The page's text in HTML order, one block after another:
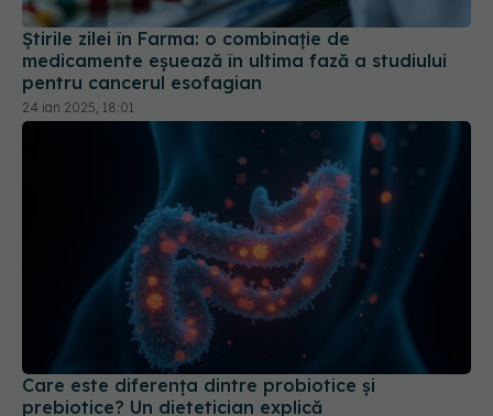
Știrile zilei în Farma: o combinație de
medicamente eșuează în ultima fază a studiului
pentru cancerul esofagian
24 ian 2025, 18:01
Care este diferența dintre probiotice și
prebiotice? Un dietetician explică
09 mai 2025, 10:35